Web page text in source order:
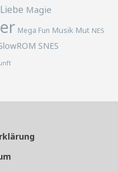
Liebe Magie
Mega Fun Musik Mut NES
SNES